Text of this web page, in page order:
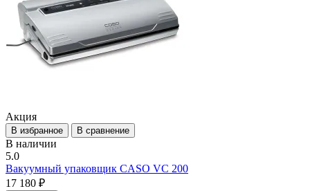
Акция
В избранное В сравнение
В наличии
5.0
Вакуумный упаковщик CASO VC 200
17 180 ₽